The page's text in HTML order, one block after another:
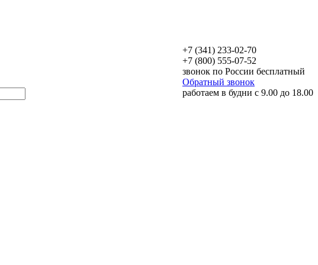
+7 (341) 233-02-70
+7 (800) 555-07-52
звонок по России бесплатный
Обратный звонок
работаем в будни с 9.00 до 18.00